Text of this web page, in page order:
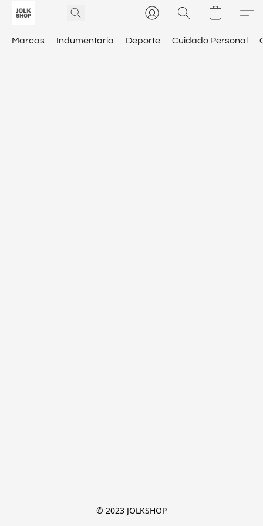
Marcas Indumentaria Deporte Cuidado Personal
© 2023 JOLKSHOP